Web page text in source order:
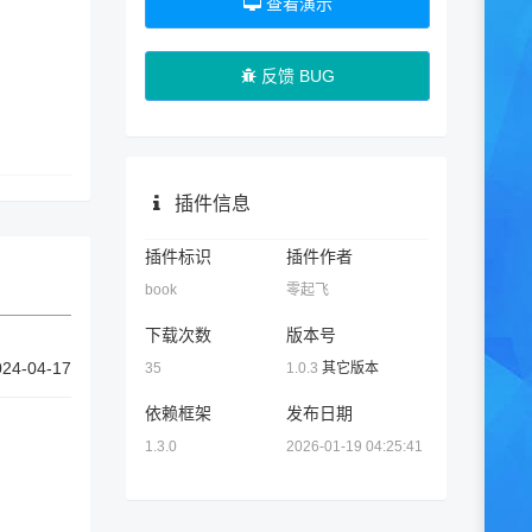
04-17
反馈 BUG
插件信息
插件标识
book
插件作者
零起飞
下载次数
35
版本号
1.0.3 其它版本
依赖框架
1.3.0
发布日期
2026-01-19 04:25:41